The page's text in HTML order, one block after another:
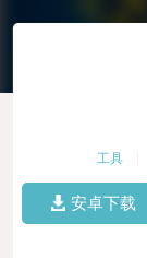
工具
安卓下载